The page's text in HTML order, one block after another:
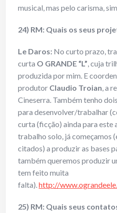
musical, mas pelo carisma,
24) RM: Quais os seus
Le Daros: No curto prazo,
curta O GRANDE “L”, cuja
produzida por mim. E
produtor Claudio Troian, a
Cineserra. Também tenho
para desenvolver/trabalhar
curta (ficção) ainda para este
trabalho solo, já começamos
citados) a produzir as bases
também queremos produzir
tem feito muita
falta).http://
25) RM: Quais seus